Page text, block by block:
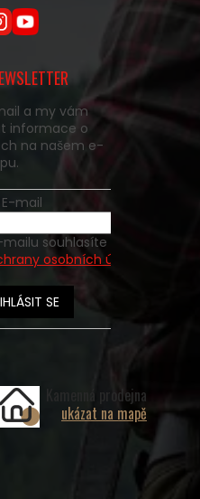
a my vám
informace o
na našem e-
E-mail
osobních údajů
SE
Kamenná prodejna
ukázat na mapě